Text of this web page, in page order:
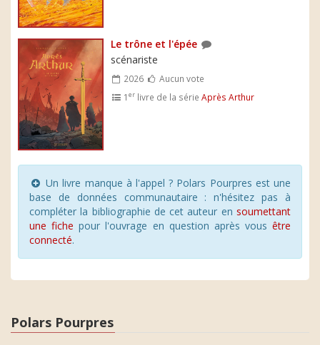
Le trône et l'épée
scénariste
2026
Aucun vote
1er livre de la sérieAprès Arthur
Un livre manque à l'appel ? Polars Pourpres est une
base de données communautaire : n'hésitez pas à
compléter la bibliographie de cet auteur en soumettant
une fiche pour l'ouvrage en question après vous être
connecté.
Polars Pourpres